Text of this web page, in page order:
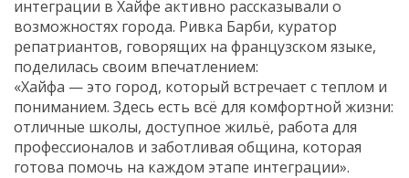
интеграции в Хайфе активно рассказывали о
возможностях города. Ривка Барби, куратор
репатриантов, говорящих на французском языке,
поделилась своим впечатлением:
«Хайфа — это город, который встречает с теплом и
пониманием. Здесь есть всё для комфортной жизни:
отличные школы, доступное жильё, работа для
профессионалов и заботливая община, которая
готова помочь на каждом этапе интеграции».